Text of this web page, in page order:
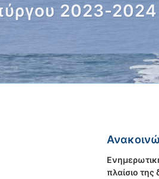
2023-
πλαίσιο της